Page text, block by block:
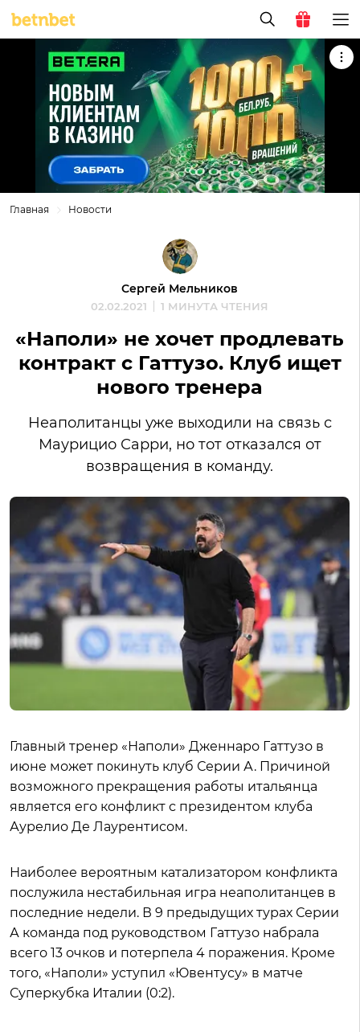
Главная Новости
Сергей Мельников
02.02.2021 1 МИНУТА ЧТЕНИЯ
«Наполи» не хочет продлевать
контракт с Гаттузо. Клуб ищет
нового тренера
Неаполитанцы уже выходили на связь с
Маурицио Сарри, но тот отказался от
возвращения в команду.
Главный тренер «Наполи» Дженнаро Гаттузо в
июне может покинуть клуб Серии А. Причиной
возможного прекращения работы итальянца
является его конфликт с президентом клуба
Аурелио Де Лаурентисом.
Наиболее вероятным катализатором конфликта
послужила нестабильная игра неаполитанцев в
последние недели. В 9 предыдущих турах Серии
А команда под руководством Гаттузо набрала
всего 13 очков и потерпела 4 поражения. Кроме
того, «Наполи» уступил «Ювентусу» в матче
Суперкубка Италии (0:2).